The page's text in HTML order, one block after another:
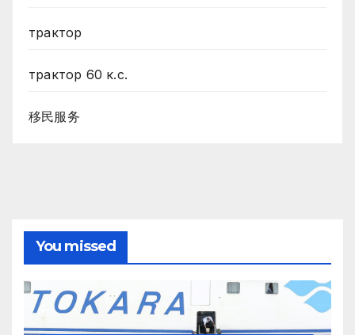
трактор
трактор 60 к.с.
移民服务
You missed